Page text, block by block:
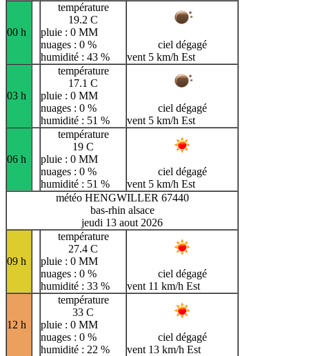
00 h
température
19.2 C
pluie : 0 MM
nuages : 0 %
humidité : 43 %
ciel dégagé
vent 5 km/h Est
03 h
température
17.1 C
pluie : 0 MM
nuages : 0 %
humidité : 51 %
ciel dégagé
vent 5 km/h Est
06 h
température
19 C
pluie : 0 MM
nuages : 0 %
humidité : 51 %
ciel dégagé
vent 5 km/h Est
météo HENGWILLER 67440
bas-rhin alsace
jeudi 13 aout 2026
09 h
température
27.4 C
pluie : 0 MM
nuages : 0 %
humidité : 33 %
ciel dégagé
vent 11 km/h Est
12 h
température
33 C
pluie : 0 MM
nuages : 0 %
humidité : 22 %
ciel dégagé
vent 13 km/h Est